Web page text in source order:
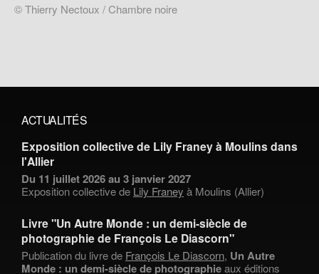
© Thierry Nectoux / Chambre noire
ACTUALITÉS
Exposition collective de Lily Franey à Moulins dans
l'Allier
Du 11 juillet 2026 au 3 janvier 2027
Exposition collective de Lily Franey à Moulins (Allier)
Livre "Un Autre Monde : un demi-siècle de
photographie de François Le Diascorn"
Publication du livre de François Le Diascorn, Un Autre
Monde : un demi-siècle de photographieaux éditions